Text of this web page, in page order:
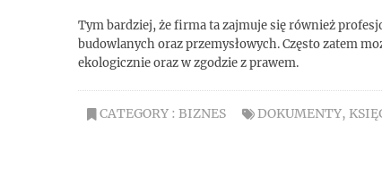
Tym bardziej, że firma ta zajmuje się również
budowlanych oraz przemysłowych. Często zatem
ekologicznie oraz w zgodzie z prawem.
CATEGORY : BIZNES DOKUMENTY,